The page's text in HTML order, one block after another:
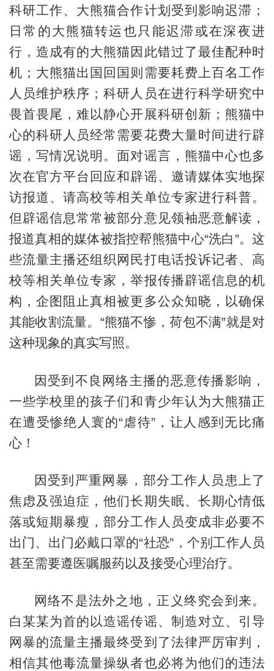
科研工作、大熊猫合作计划受到影响迟滞；
日常的大熊猫转运也只能迟滞或在深夜进
行，造成有的大熊猫因此错过了最佳配种时
机；大熊猫出国回国则需要耗费上百名工作
人员维护秩序；科研人员在进行科学研究中
畏首畏尾，难以静心开展科研创新；熊猫中
心的科研人员经常需要花费大量时间进行辟
谣，写情况说明。面对谣言，熊猫中心也多
次在官方平台回应和辟谣、邀请媒体实地探
访报道、请高校等相关单位专家进行科普。
但辟谣信息常常被部分意见领袖恶意解读，
报道真相的媒体被指控帮熊猫中心“洗白”。这
些流量主播还组织网民打电话投诉记者、高
校等相关单位专家，举报传播辟谣信息的机
构，企图阻止真相被更多公众知晓，以确保
其能收割流量。“熊猫不惨，荷包不满”就是对
这种现象的真实写照。
因受到不良网络主播的恶意传播影响，
一些学校里的孩子们和青少年认为大熊猫正
在遭受惨绝人寰的“虐待”，让人感到无比痛
心！
因受到严重网暴，部分工作人员患上了
焦虑及强迫症，他们长期失眠、长期心情低
落或短期暴瘦，部分工作人员变成非必要不
出门、出门必戴口罩的“社恐”，个别工作人员
甚至需要遵医嘱服药以及接受心理治疗。
网络不是法外之地，正义终究会到来。
白某某为首的以造谣传谣、制造对立、引导
网暴的流量主播最终受到了法律严厉审判，
相信其他毒流量操纵者也必将为他们的违法